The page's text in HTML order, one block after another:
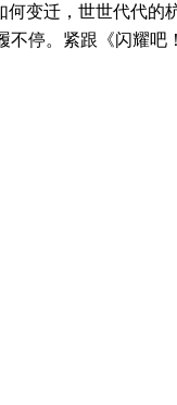
迁，世世代代的
停。紧跟《闪耀吧